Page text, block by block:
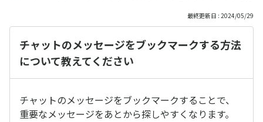
最終更新日 : 2024/05/29
チャットのメッセージをブックマークする方法
について教えてください
チャットのメッセージをブックマークすることで、
重要なメッセージをあとから探しやすくなります。